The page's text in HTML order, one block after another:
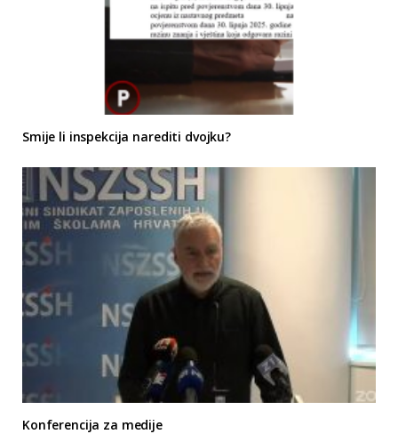
Smije li inspekcija narediti dvojku?
Konferencija za medije